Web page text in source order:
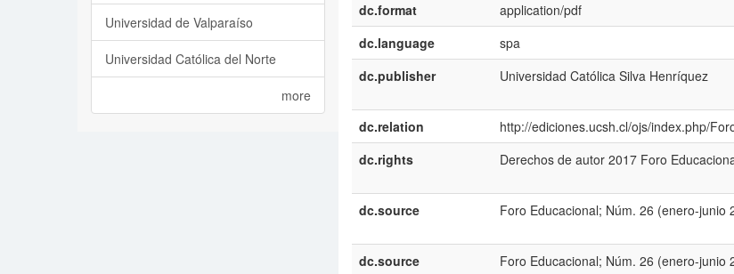
dc.format
application/pdf
dc.language
spa
dc.publisher
Universidad Católica Silva Henrí­quez
dc.relation
http://ediciones.ucsh.cl/ojs/index.php/
dc.rights
Derechos de autor 2017 Foro
dc.source
Foro Educacional; Núm. 26 (enero-junio
dc.source
Foro Educacional; Núm. 26 (enero-junio
Universidad de Valparaíso
Universidad Católica del Norte
more